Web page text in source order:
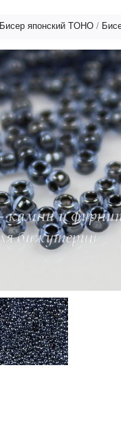
Бисер японский TOHO /